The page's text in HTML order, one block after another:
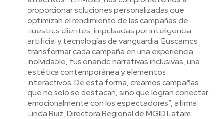
proporcionar soluciones personalizadas que
optimizan el rendimiento de las campañas de
nuestros clientes, impulsadas por inteligencia
artificial y tecnologías de vanguardia. Buscamos
transformar cada campaña en una experiencia
inolvidable, fusionando narrativas inclusivas, una
estética contemporánea y elementos
interactivos. De esta forma, creamos campañas
que no solo se destacan, sino que logran conectar
emocionalmente con los espectadores”, afirma
Linda Ruiz, Directora Regional de MGID Latam.